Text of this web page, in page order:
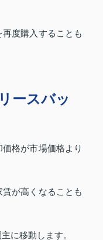
度購入することも
ースバッ
格が市場価格より
が高くなることも
に移動します。